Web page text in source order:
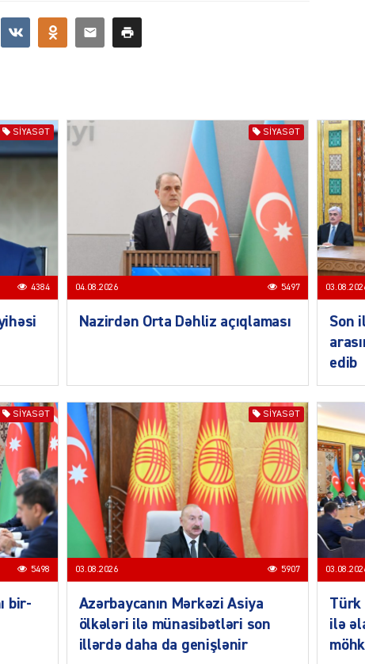
SIYASƏT
4384
SIYASƏT
04.08.2026 5497
Nazirdən Orta Dəhliz açıqlaması
Son
edib
SIYASƏT
5498
bir-
SIYASƏT
03.08.2026 5907
Azərbaycanın Mərkəzi Asiya
ölkələri ilə münasibətləri son
illərdə daha da genişlənir
Türk
ilə